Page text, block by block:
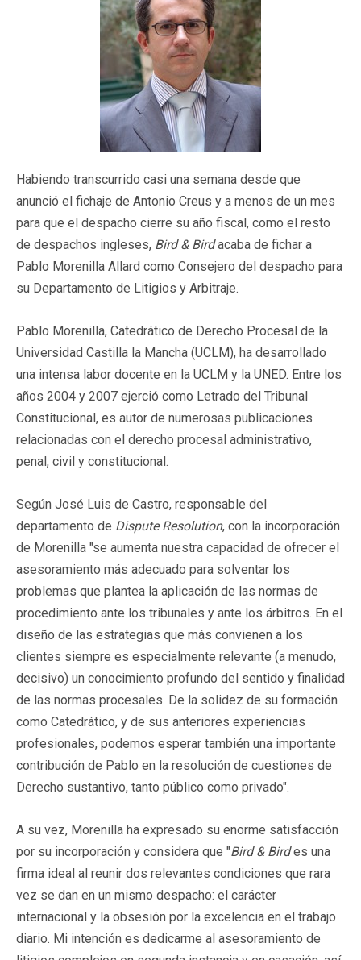
Habiendo transcurrido casi una semana desde que
anunció el fichaje de Antonio Creus y a menos de un mes
para que el despacho cierre su año fiscal, como el resto
de despachos ingleses, Bird & Birdacaba de fichar a
Pablo Morenilla Allard como Consejero del despacho para
su Departamento de Litigios y Arbitraje.
Pablo Morenilla, Catedrático de Derecho Procesal de la
Universidad Castilla la Mancha (UCLM), ha desarrollado
una intensa labor docente en la UCLM y la UNED. Entre los
años 2004 y 2007 ejerció como Letrado del Tribunal
Constitucional, es autor de numerosas publicaciones
relacionadas con el derecho procesal administrativo,
penal, civil y constitucional.
Según José Luis de Castro, responsable del
departamento de Dispute Resolution, con la incorporación
de Morenilla "se aumenta nuestra capacidad de ofrecer el
asesoramiento más adecuado para solventar los
problemas que plantea la aplicación de las normas de
procedimiento ante los tribunales y ante los árbitros. En el
diseño de las estrategias que más convienen a los
clientes siempre es especialmente relevante (a menudo,
decisivo) un conocimiento profundo del sentido y finalidad
de las normas procesales. De la solidez de su formación
como Catedrático, y de sus anteriores experiencias
profesionales, podemos esperar también una importante
contribución de Pablo en la resolución de cuestiones de
Derecho sustantivo, tanto público como privado".
A su vez, Morenilla ha expresado su enorme satisfacción
por su incorporación y considera que "Bird & Birdes una
firma ideal al reunir dos relevantes condiciones que rara
vez se dan en un mismo despacho: el carácter
internacional y la obsesión por la excelencia en el trabajo
diario. Mi intención es dedicarme al asesoramiento de